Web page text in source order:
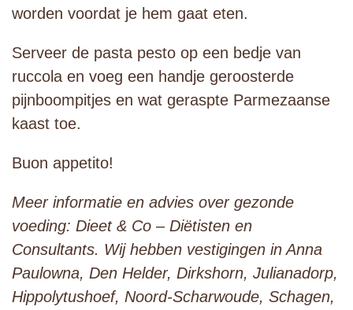
worden voordat je hem gaat eten.
Serveer de pasta pesto op een bedje van
ruccola en voeg een handje geroosterde
pijnboompitjes en wat geraspte Parmezaanse
kaast toe.
Buon appetito!
Meer informatie en advies over gezonde
voeding: Dieet & Co – Diëtisten en
Consultants. Wij hebben vestigingen in Anna
Paulowna, Den Helder, Dirkshorn, Julianadorp,
Hippolytushoef, Noord-Scharwoude, Schagen,